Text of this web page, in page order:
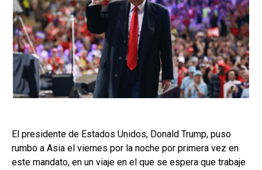
El presidente de Estados Unidos, Donald Trump, puso
rumbo a Asia el viernes por la noche por primera vez en
este mandato, en un viaje en el que se espera que trabaje